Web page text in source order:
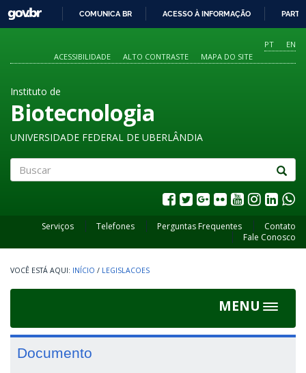
O
CONTEÚDO
GOVBR
COMUNICA BR ACESSO À INFORMAÇÃO
PT
EN
ACESSIBILIDADE
ALTO CONTRASTE MAPA DO SITE
Instituto de
Biotecnologia
UNIVERSIDADE FEDERAL DE UBERLÂNDIA
Serviços Telefones Perguntas Frequentes
Contato
Fale Conosco
INÍCIO / LEGISLACOES
MENU
Toggle
Documento